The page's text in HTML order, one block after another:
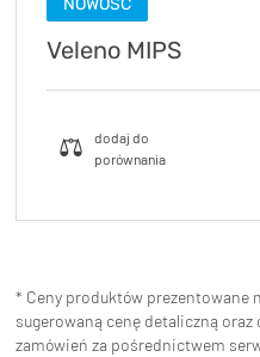
NOWOŚĆ
Veleno MIPS
* Ceny produktów prezentowane
sugerowaną cenę detaliczną oraz
zamówień za pośrednictwem